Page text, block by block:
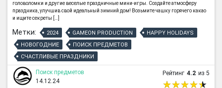
головоломки и другие веселые праздничные мини-игры. Создайте атмосферу
праздника, улучшив свой идеальный зимний дом! Возьмите чашку горячего какао
и ищите секреты […]
Метки: 2024 GAMEON PRODUCTION
HAPPY HOLIDAYS
НОВОГОДНИЕ
ПОИСК ПРЕДМЕТОВ
СЧАСТЛИВЫЕ ПРАЗДНИКИ
Поиск предметов
14.12.24
Рейтинг 4.2 из 5